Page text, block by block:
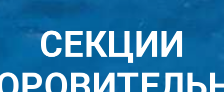
СЕКЦИИ